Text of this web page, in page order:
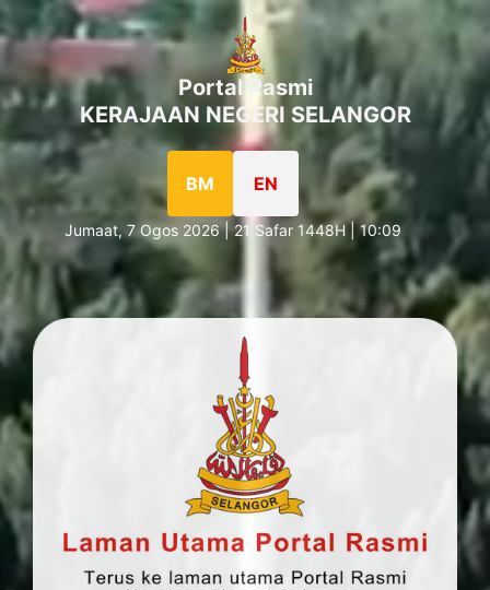
Portal Rasmi
KERAJAAN NEGERI SELANGOR
BM EN
Jumaat, 7 Ogos 2026 | 21 Safar 1448H | 10:09